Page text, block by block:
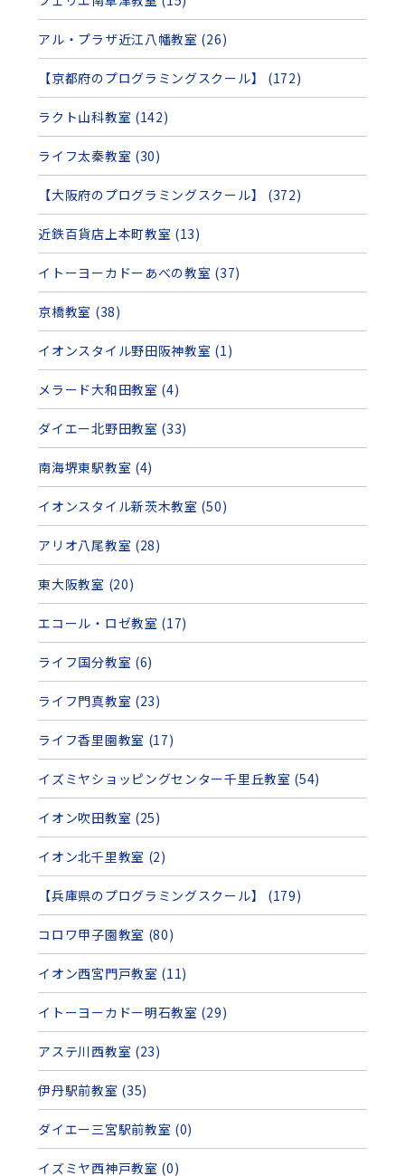
アル・プラザ近江八幡教室 (26)
【京都府のプログラミングスクール】 (172)
ラクト山科教室 (142)
ライフ太秦教室 (30)
【大阪府のプログラミングスクール】 (372)
近鉄百貨店上本町教室 (13)
イトーヨーカドーあべの教室 (37)
京橋教室 (38)
イオンスタイル野田阪神教室 (1)
メラード大和田教室 (4)
ダイエー北野田教室 (33)
南海堺東駅教室 (4)
イオンスタイル新茨木教室 (50)
アリオ八尾教室 (28)
東大阪教室 (20)
エコール・ロゼ教室 (17)
ライフ国分教室 (6)
ライフ門真教室 (23)
ライフ香里園教室 (17)
イズミヤショッピングセンター千里丘教室 (54)
イオン吹田教室 (25)
イオン北千里教室 (2)
【兵庫県のプログラミングスクール】 (179)
コロワ甲子園教室 (80)
イオン西宮門戸教室 (11)
イトーヨーカドー明石教室 (29)
アステ川西教室 (23)
伊丹駅前教室 (35)
ダイエー三宮駅前教室 (0)
イズミヤ西神戸教室 (0)